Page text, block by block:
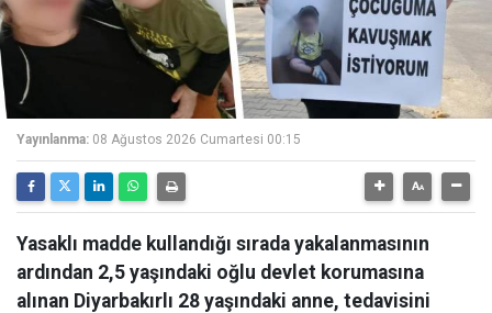
Yayınlanma: 08 Ağustos 2026 Cumartesi 00:15
Yasaklı madde kullandığı sırada yakalanmasının
ardından 2,5 yaşındaki oğlu devlet korumasına
alınan Diyarbakırlı 28 yaşındaki anne, tedavisini